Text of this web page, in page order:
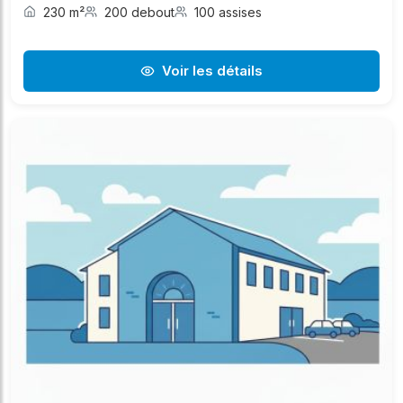
230 m² 200 debout 100 assises
Voir les détails